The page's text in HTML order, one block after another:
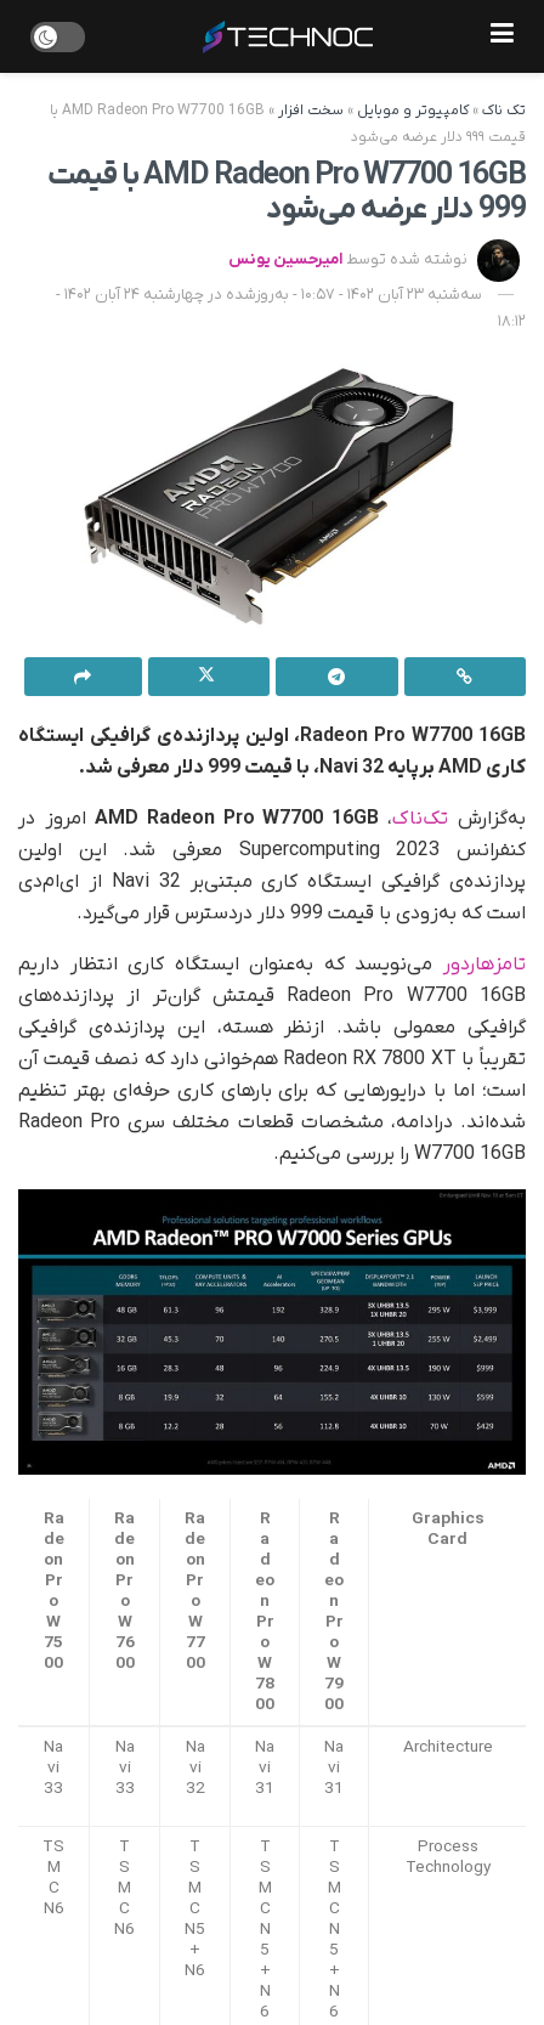
تک ناک»کامپیوتر و موبایل » سخت افزار »
AMD Radeon Pro W7700 16GB با
قیمت ۹۹۹ دلار عرضه می‌شود
AMD Radeon Pro W7700 16GB با قیمت
999 دلار عرضه می‌شود
نوشته شده توسط امیرحسین یونس
سه‌شنبه 23 آبان 1402 - 10:57 - به‌روزشده در چهارشنبه 24 آبان 1402 -
18:12
Radeon Pro W7700 16GB، اولین پردازنده‌ی گرافیکی ایستگاه
کاری AMD برپایه Navi 32، با قیمت 999 دلار معرفی شد.
به‌گزارش تک‌ناک،AMD Radeon Pro W7700 16GBامروز در
کنفرانس Supercomputing 2023 معرفی شد. این اولین
پردازنده‌ی گرافیکی ایستگاه کاری مبتنی‌بر Navi 32 از ای‌ام‌دی
است که به‌زودی با قیمت 999 دلار در‌دسترس قرار می‌گیرد.
تامزهاردور
می‌نویسد که به‌عنوان ایستگاه کاری انتظار داریم
Radeon Pro W7700 16GB قیمتش گران‌تر از پردازنده‌های
گرافیکی‌ معمولی باشد. ازنظر هسته، این پردازنده‌ی گرافیکی
تقریباً با Radeon RX 7800 XT هم‌خوانی دارد که نصف قیمت آن
است؛ اما با درایورهایی که برای بارهای کاری حرفه‌ای بهتر تنظیم
شده‌اند. درادامه، مشخصات قطعات مختلف سری Radeon Pro
W7700 16GB را بررسی می‌کنیم.
Graphics
Card
R
a
d
eo
n
Pr
o
W
79
00
R
a
d
eo
n
Pr
o
W
78
00
Ra
de
on
Pr
o
W
77
00
Ra
de
on
Pr
o
W
76
00
Ra
de
on
Pr
o
W
75
00
Architecture
Na
vi
31
Na
vi
31
Na
vi
32
Na
vi
33
Na
vi
33
Process
Technology
T
S
M
C
N
5
+
N
6
T
S
M
C
N
5
+
N
6
T
S
M
C
N5
+
N6
T
S
M
C
N6
TS
M
C
N6